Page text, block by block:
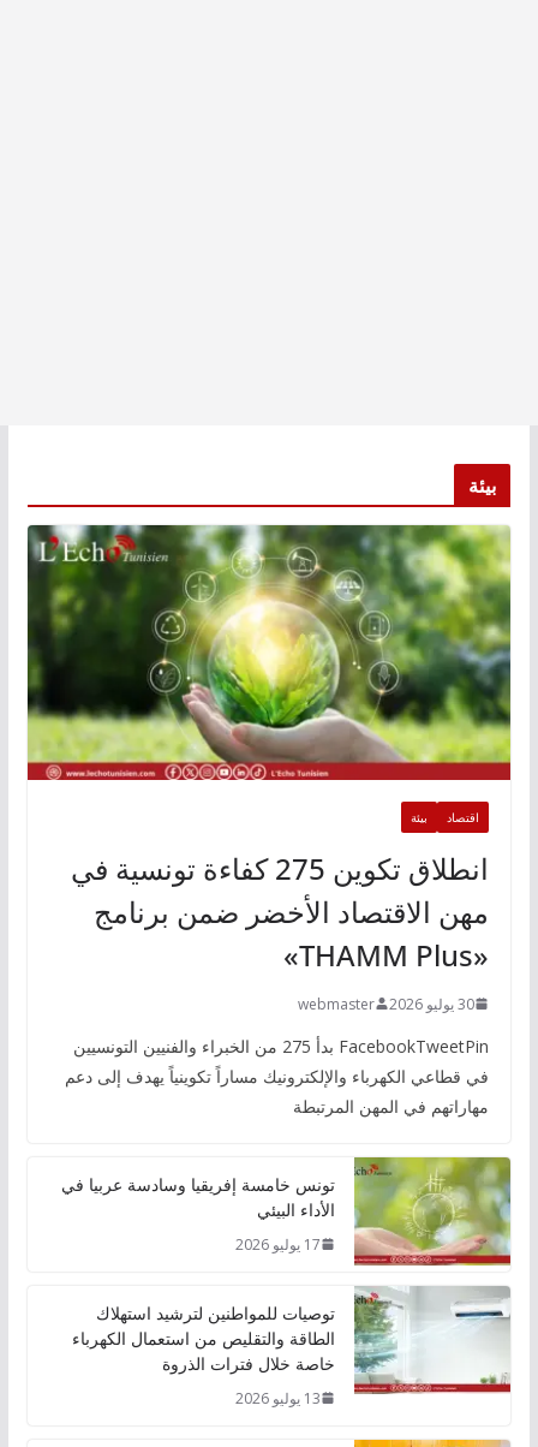
بيئة
اقتصاد بيئة
انطلاق تكوين 275 كفاءة تونسية في
مهن الاقتصاد الأخضر ضمن برنامج
«THAMM Plus»
30 يوليو 2026 webmaster
FacebookTweetPin بدأ 275 من الخبراء والفنيين التونسيين
في قطاعي الكهرباء والإلكترونيك مساراً تكوينياً يهدف إلى دعم
مهاراتهم في المهن المرتبطة
تونس خامسة إفريقيا وسادسة عربيا في
الأداء البيئي
17 يوليو 2026
توصيات للمواطنين لترشيد استهلاك
الطاقة والتقليص من استعمال الكهرباء
خاصة خلال فترات الذروة
13 يوليو 2026